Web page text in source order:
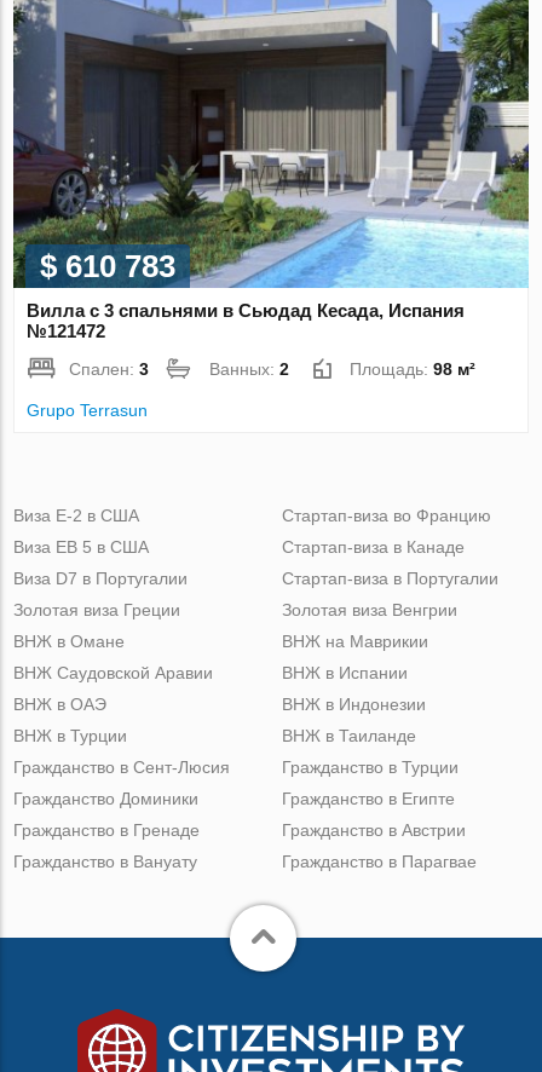
$ 610 783
Вилла с 3 спальнями в Сьюдад Кесада, Испания
№121472
Спален:3 Ванных:2 Площадь:98 м²
Grupo Terrasun
Виза Е-2 в США
Виза ЕВ 5 в США
Виза D7 в Португалии
Золотая виза Греции
Стартап-виза во Францию
Стартап-виза в Канаде
Стартап-виза в Португалии
Золотая виза Венгрии
ВНЖ в Омане
ВНЖ Саудовской Аравии
ВНЖ в ОАЭ
ВНЖ в Турции
ВНЖ на Маврикии
ВНЖ в Испании
ВНЖ в Индонезии
ВНЖ в Таиланде
Гражданство в Сент-Люсия
Гражданство Доминики
Гражданство в Гренаде
Гражданство в Вануату
Гражданство в Турции
Гражданство в Египте
Гражданство в Австрии
Гражданство в Парагвае